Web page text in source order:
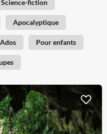
Science-fiction
Apocalyptique
Ados Pour enfants